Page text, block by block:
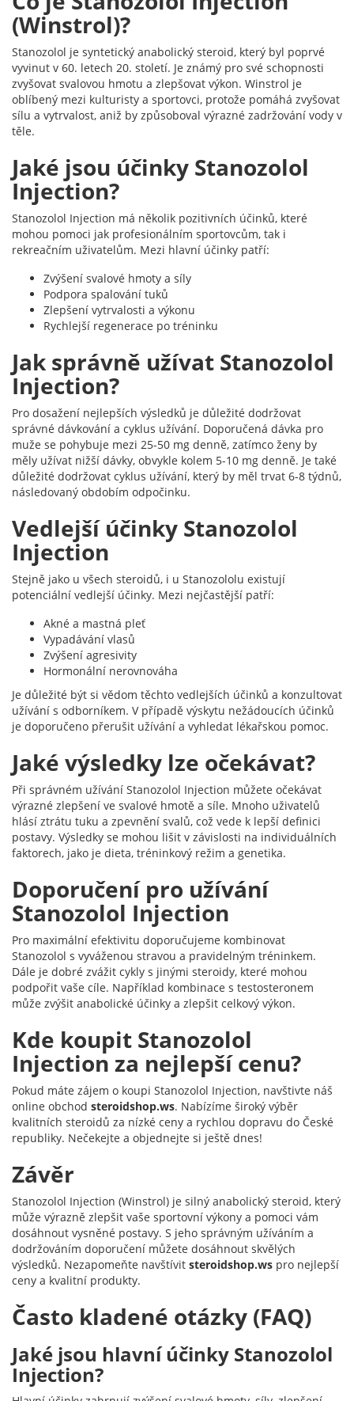
(Winstrol)?
Stanozolol je syntetický anabolický steroid, který byl poprvé
vyvinut v 60. letech 20. století. Je známý pro své schopnosti
zvyšovat svalovou hmotu a zlepšovat výkon. Winstrol je
oblíbený mezi kulturisty a sportovci, protože pomáhá zvyšovat
sílu a vytrvalost, aniž by způsoboval výrazné zadržování vody v
těle.
Jaké jsou účinky Stanozolol
Injection?
Stanozolol Injection má několik pozitivních účinků, které
mohou pomoci jak profesionálním sportovcům, tak i
rekreačním uživatelům. Mezi hlavní účinky patří:
Zvýšení svalové hmoty a síly
Podpora spalování tuků
Zlepšení vytrvalosti a výkonu
Rychlejší regenerace po tréninku
Jak správně užívat Stanozolol
Injection?
Pro dosažení nejlepších výsledků je důležité dodržovat
správné dávkování a cyklus užívání. Doporučená dávka pro
muže se pohybuje mezi 25-50 mg denně, zatímco ženy by
měly užívat nižší dávky, obvykle kolem 5-10 mg denně. Je také
důležité dodržovat cyklus užívání, který by měl trvat 6-8 týdnů,
následovaný obdobím odpočinku.
Vedlejší účinky Stanozolol
Injection
Stejně jako u všech steroidů, i u Stanozololu existují
potenciální vedlejší účinky. Mezi nejčastější patří:
Akné a mastná pleť
Vypadávání vlasů
Zvýšení agresivity
Hormonální nerovnováha
Je důležité být si vědom těchto vedlejších účinků a konzultovat
užívání s odborníkem. V případě výskytu nežádoucích účinků
je doporučeno přerušit užívání a vyhledat lékařskou pomoc.
Jaké výsledky lze očekávat?
Při správném užívání Stanozolol Injection můžete očekávat
výrazné zlepšení ve svalové hmotě a síle. Mnoho uživatelů
hlásí ztrátu tuku a zpevnění svalů, což vede k lepší definici
postavy. Výsledky se mohou lišit v závislosti na individuálních
faktorech, jako je dieta, tréninkový režim a genetika.
Doporučení pro užívání
Stanozolol Injection
Pro maximální efektivitu doporučujeme kombinovat
Stanozolol s vyváženou stravou a pravidelným tréninkem.
Dále je dobré zvážit cykly s jinými steroidy, které mohou
podpořit vaše cíle. Například kombinace s testosteronem
může zvýšit anabolické účinky a zlepšit celkový výkon.
Kde koupit Stanozolol
Injection za nejlepší cenu?
Pokud máte zájem o koupi Stanozolol Injection, navštivte náš
online obchod steroidshop.ws. Nabízíme široký výběr
kvalitních steroidů za nízké ceny a rychlou dopravu do České
republiky. Nečekejte a objednejte si ještě dnes!
Závěr
Stanozolol Injection (Winstrol) je silný anabolický steroid, který
může výrazně zlepšit vaše sportovní výkony a pomoci vám
dosáhnout vysněné postavy. S jeho správným užíváním a
dodržováním doporučení můžete dosáhnout skvělých
výsledků. Nezapomeňte navštívit steroidshop.ws pro nejlepší
ceny a kvalitní produkty.
Často kladené otázky (FAQ)
Jaké jsou hlavní účinky Stanozolol
Injection?